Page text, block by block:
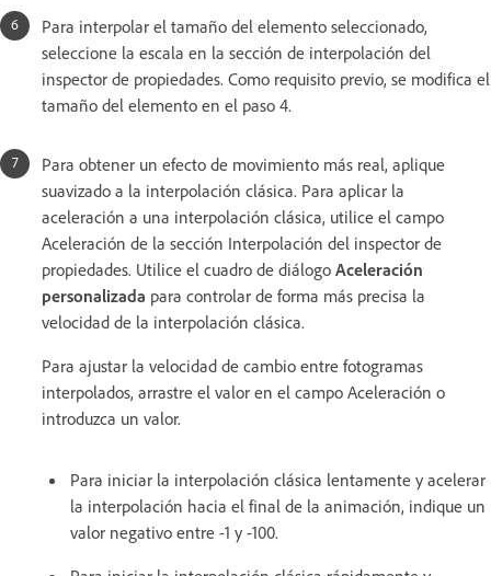
Para interpolar el tamaño del elemento seleccionado,
seleccione la escala en la sección de interpolación del
inspector de propiedades. Como requisito previo, se modifica el
tamaño del elemento en el paso 4.
Para obtener un efecto de movimiento más real, aplique
suavizado a la interpolación clásica. Para aplicar la
aceleración a una interpolación clásica, utilice el campo
Aceleración de la sección Interpolación del inspector de
propiedades. Utilice el cuadro de diálogo Aceleración
personalizada para controlar de forma más precisa la
velocidad de la interpolación clásica.
Para ajustar la velocidad de cambio entre fotogramas
interpolados, arrastre el valor en el campo Aceleración o
introduzca un valor.
Para iniciar la interpolación clásica lentamente y acelerar
la interpolación hacia el final de la animación, indique un
valor negativo entre -1 y -100.